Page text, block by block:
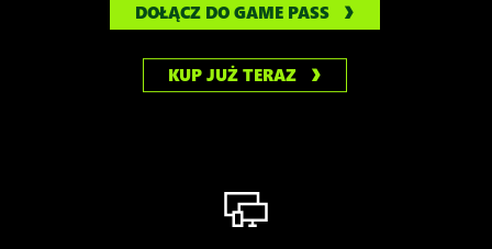
DOŁĄCZ DO GAME PASS
KUP JUŻ TERAZ